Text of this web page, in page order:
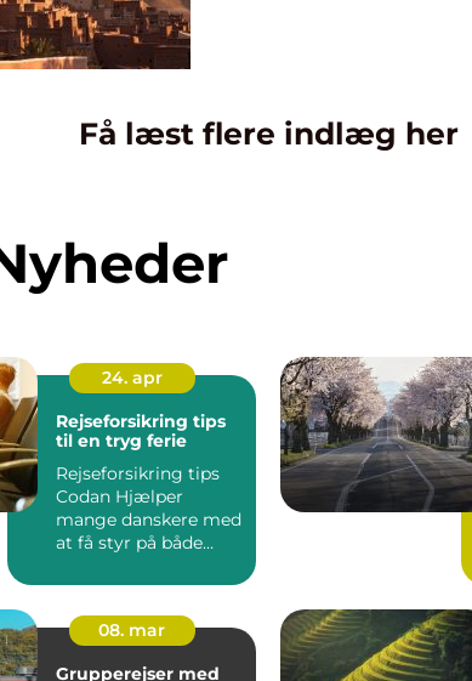
Få læst flere indlæg her
24. apr
Rejseforsikring tips
til en tryg ferie
Rejseforsikring tips
Codan Hjælper
mange danskere med
at få styr på både
økonomi, før d...
08. mar
Grupperejser med